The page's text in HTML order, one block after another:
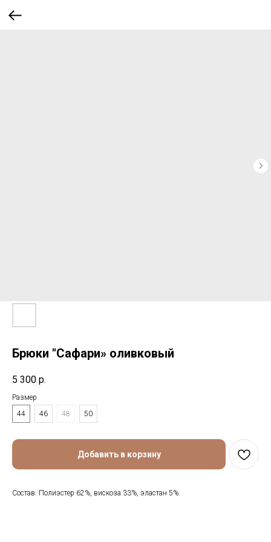
Брюки "Сафари» оливковый
5 300 р.
Размер
44
46 48 50
Добавить в корзину
Состав: Полиэстер 62%, вискоза 33%, эластан 5%.